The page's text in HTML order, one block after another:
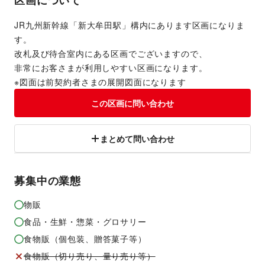
JR九州新幹線「新大牟田駅」構内にあります区画になりま
す。
改札及び待合室内にある区画でございますので、
非常にお客さまが利用しやすい区画になります。
※図面は前契約者さまの展開図面になります
この区画に問い合わせ
まとめて問い合わせ
募集中の業態
物販
食品・生鮮・惣菜・グロサリー
食物販（個包装、贈答菓子等）
食物販（切り売り、量り売り等）